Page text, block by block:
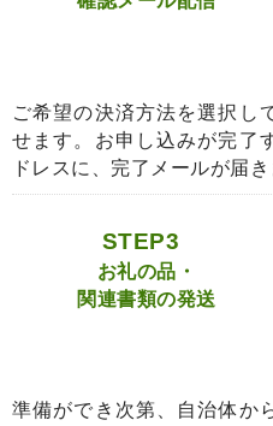
ご希望の決済方法を選択し
せます。お申し込みが完了
ドレスに、完了メールが届き
STEP3
お礼の品・
関連書類の発送
準備ができ次第、自治体か